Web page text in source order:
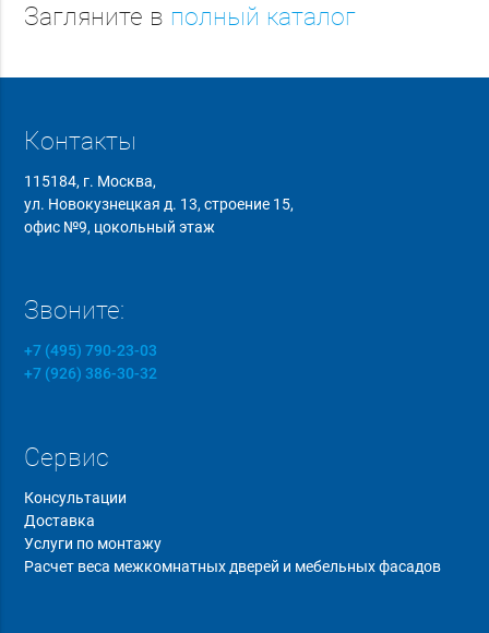
Загляните в полный каталог
Контакты
115184, г. Москва,
ул. Новокузнецкая д. 13, строение 15,
офис №9, цокольный этаж
Звоните:
+7 (495) 790-23-03
+7 (926) 386-30-32
Сервис
Консультации
Доставка
Услуги по монтажу
Расчет веса межкомнатных дверей и мебельных фасадов